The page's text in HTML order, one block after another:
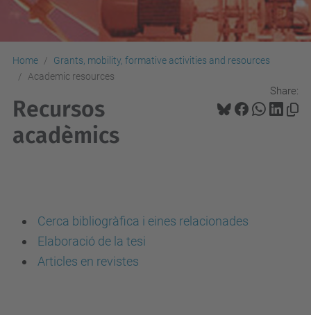
Home
Grants, mobility, formative activities and resources
Academic resources
Share:
Recursos
acadèmics
Cerca bibliogràfica i eines relacionades
Elaboració de la tesi
Articles en revistes